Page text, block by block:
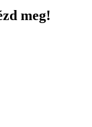
meg!